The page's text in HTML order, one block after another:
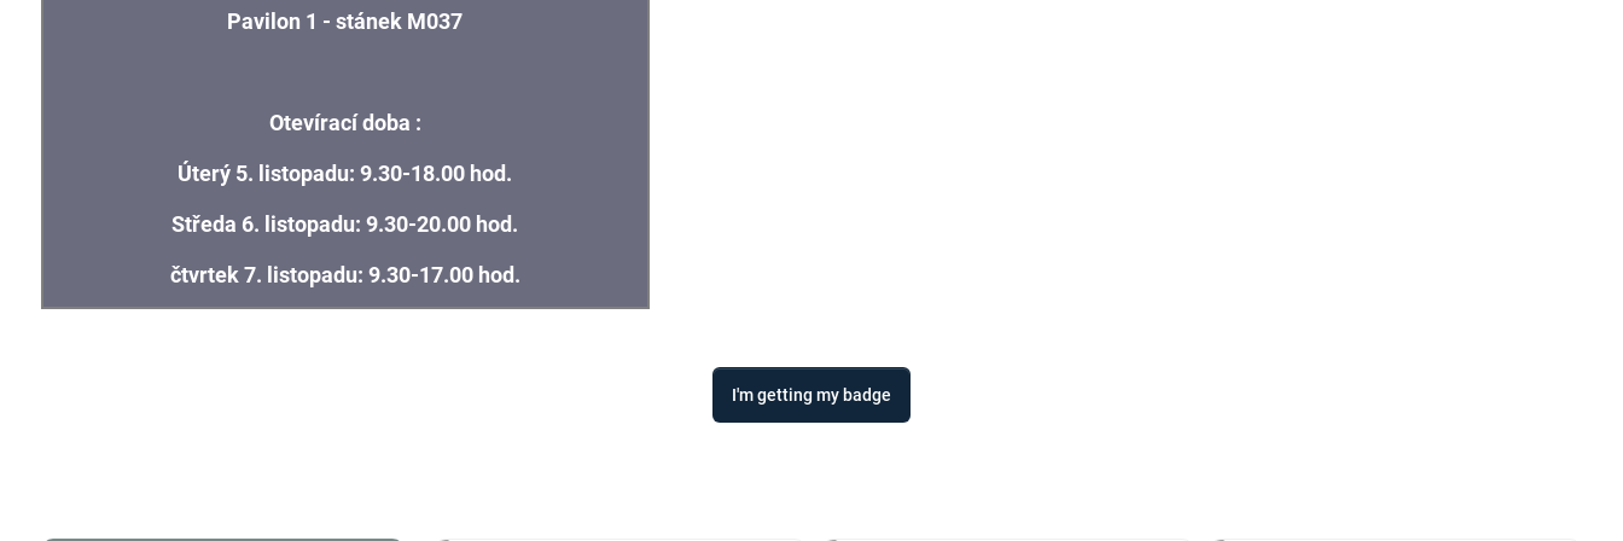
Pavilon 1 - stánek M037
Otevírací doba :
Úterý 5. listopadu: 9.30-18.00 hod.
Středa 6. listopadu: 9.30-20.00 hod.
čtvrtek 7. listopadu: 9.30-17.00 hod.
I'm getting my badge